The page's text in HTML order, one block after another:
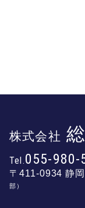
株式会社
Tel.055-980-
〒411-0934 静
部）